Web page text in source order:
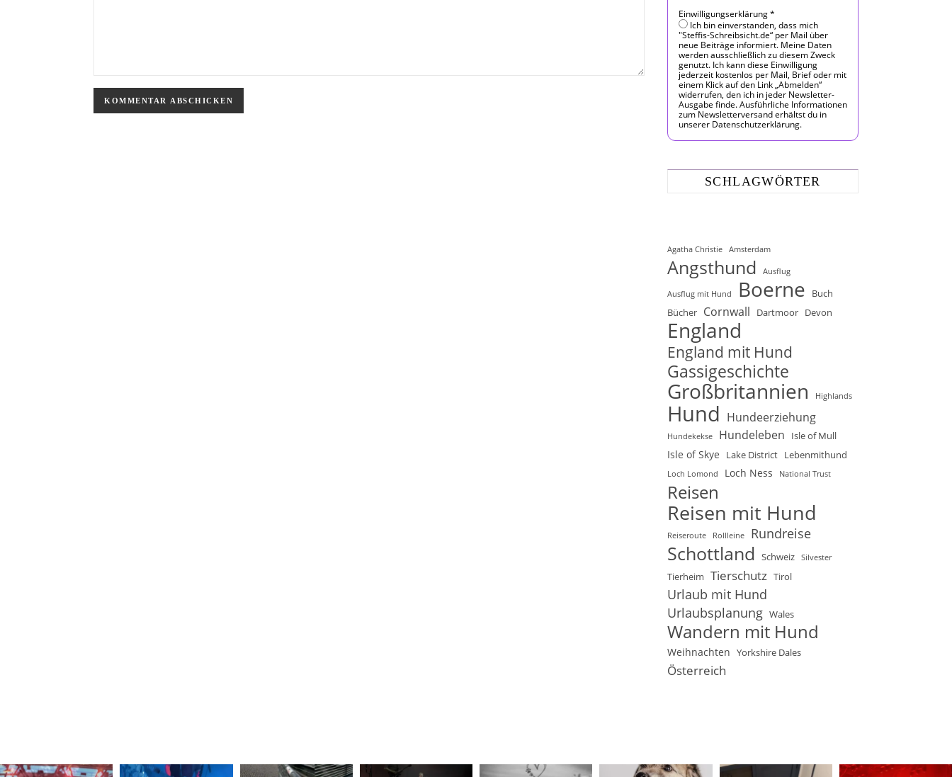
Einwilligungserklärung*
Ich bin einverstanden, dass mich
"Steffis-Schreibsicht.de“ per Mail über
neue Beiträge informiert. Meine Daten
werden ausschließlich zu diesem Zweck
genutzt. Ich kann diese Einwilligung
jederzeit kostenlos per Mail, Brief oder mit
einem Klick auf den Link „Abmelden“
widerrufen, den ich in jeder Newsletter-
Ausgabe finde. Ausführliche Informationen
zum Newsletterversand erhältst du in
unserer Datenschutzerklärung.
SCHLAGWÖRTER
Agatha Christie Amsterdam
Angsthund Ausflug
Ausflug mit Hund Boerne
Buch
Bücher Cornwall Dartmoor Devon
England
England mit Hund
Gassigeschichte
Großbritannien Highlands
Hund Hundeerziehung
Hundekekse Hundeleben Isle of Mull
Isle of Skye Lake District Lebenmithund
Loch Lomond Loch Ness National Trust
Reisen
Reisen mit Hund
Reiseroute Rollleine Rundreise
Schottland Schweiz Silvester
Tierheim Tierschutz Tirol
Urlaub mit Hund
Urlaubsplanung Wales
Wandern mit Hund
Weihnachten Yorkshire Dales
Österreich